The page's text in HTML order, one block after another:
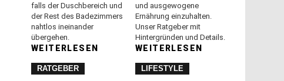
falls der Duschbereich und
der Rest des Badezimmers
nahtlos ineinander
übergehen.
WEITERLESEN
und ausgewogene
Ernährung einzuhalten.
Unser Ratgeber mit
Hintergründen und Details.
WEITERLESEN
RATGEBER LIFESTYLE